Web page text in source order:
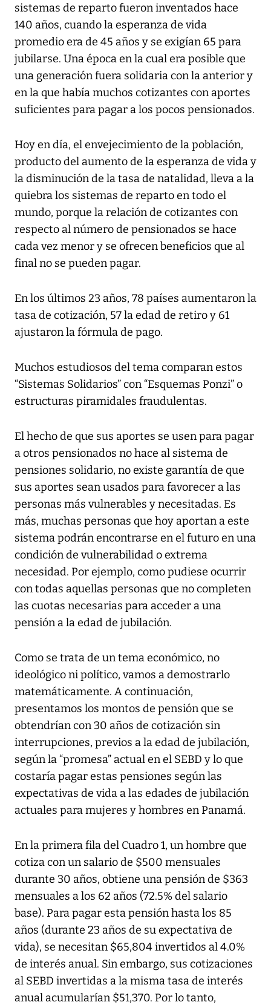
sistemas de reparto fueron inventados hace
140 años, cuando la esperanza de vida
promedio era de 45 años y se exigían 65 para
jubilarse. Una época en la cual era posible que
una generación fuera solidaria con la anterior y
en la que había muchos cotizantes con aportes
suficientes para pagar a los pocos pensionados.
Hoy en día, el envejecimiento de la población,
producto del aumento de la esperanza de vida y
la disminución de la tasa de natalidad, lleva a la
quiebra los sistemas de reparto en todo el
mundo, porque la relación de cotizantes con
respecto al número de pensionados se hace
cada vez menor y se ofrecen beneficios que al
final no se pueden pagar.
En los últimos 23 años, 78 países aumentaron la
tasa de cotización, 57 la edad de retiro y 61
ajustaron la fórmula de pago.
Muchos estudiosos del tema comparan estos
“Sistemas Solidarios” con “Esquemas Ponzi” o
estructuras piramidales fraudulentas.
El hecho de que sus aportes se usen para pagar
a otros pensionados no hace al sistema de
pensiones solidario, no existe garantía de que
sus aportes sean usados para favorecer a las
personas más vulnerables y necesitadas. Es
más, muchas personas que hoy aportan a este
sistema podrán encontrarse en el futuro en una
condición de vulnerabilidad o extrema
necesidad. Por ejemplo, como pudiese ocurrir
con todas aquellas personas que no completen
las cuotas necesarias para acceder a una
pensión a la edad de jubilación.
Como se trata de un tema económico, no
ideológico ni político, vamos a demostrarlo
matemáticamente. A continuación,
presentamos los montos de pensión que se
obtendrían con 30 años de cotización sin
interrupciones, previos a la edad de jubilación,
según la “promesa” actual en el SEBD y lo que
costaría pagar estas pensiones según las
expectativas de vida a las edades de jubilación
actuales para mujeres y hombres en Panamá.
En la primera fila del Cuadro 1, un hombre que
cotiza con un salario de $500 mensuales
durante 30 años, obtiene una pensión de $363
mensuales a los 62 años (72.5% del salario
base). Para pagar esta pensión hasta los 85
años (durante 23 años de su expectativa de
vida), se necesitan $65,804 invertidos al 4.0%
de interés anual. Sin embargo, sus cotizaciones
al SEBD invertidas a la misma tasa de interés
anual acumularían $51,370. Por lo tanto,